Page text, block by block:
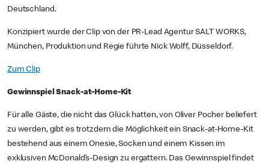
Deutschland.
Konzipiert wurde der Clip von der PR-Lead Agentur SALT WORKS,
München, Produktion und Regie führte Nick Wolff, Düsseldorf.
Zum Clip
Gewinnspiel Snack-at-Home-Kit
Für alle Gäste, die nicht das Glück hatten, von Oliver Pocher beliefert
zu werden, gibt es trotzdem die Möglichkeit ein Snack-at-Home-Kit
bestehend aus einem Onesie, Socken und einem Kissen im
exklusiven McDonald’s-Design zu ergattern. Das Gewinnspiel findet